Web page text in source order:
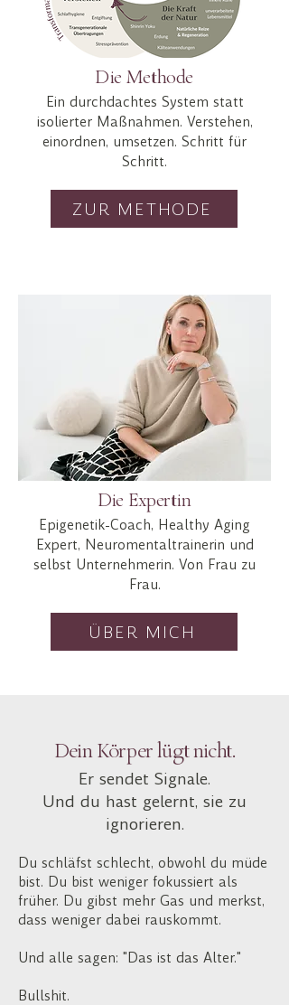
Die Methode
Don Francis
Ein durchdachtes System statt
isolierter Maßnahmen. Verstehen,
einordnen, umsetzen. Schritt für
Schritt.
ZUR METHODE
Die Expertin
Alexa Young
Epigenetik-Coach, Healthy Aging
Expert, Neuromentaltrainerin und
selbst Unternehmerin. Von Frau zu
Frau.
ÜBER MICH
Dein Körper lügt nicht.
Er sendet Signale.
Und du hast gelernt, sie zu
ignorieren.
Du schläfst schlecht, obwohl du müde
bist. Du bist weniger fokussiert als
früher. Du gibst mehr Gas und merkst,
dass weniger dabei rauskommt.
Und alle sagen: "Das ist das Alter."
Bullshit.